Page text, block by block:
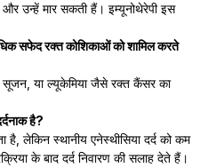
उन्हें मार सकती हैं। इम्यूनोथेरेपी इस
सफेद रक्त कोशिकाओं को शामिल करते
सूजन, या ल्यूकेमिया जैसे रक्त कैंसर का
है?
लेकिन स्थानीय एनेस्थीसिया दर्द को कम
के बाद दर्द निवारण की सलाह देते हैं।